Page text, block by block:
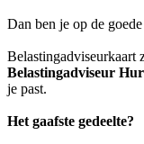
Dan ben je op de
Belastingadviseurkaart
Belastingadviseur
je past.
Het gaafste gedeelte?